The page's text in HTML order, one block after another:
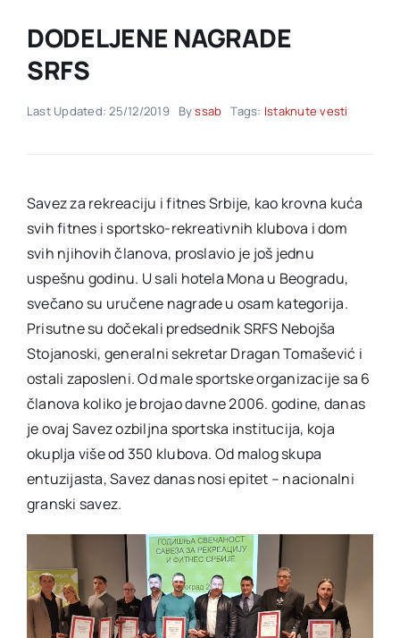
Akti SSAB
Kontakt
DODELJENE NAGRADE
SRFS
Last Updated: 25/12/2019 Byssab Tags: Istaknute vesti
Savez za rekreaciju i fitnes Srbije, kao krovna kuća
svih fitnes i sportsko-rekreativnih klubova i dom
svih njihovih članova, proslavio je još jednu
uspešnu godinu. U sali hotela Mona u Beogradu,
svečano su uručene nagrade u osam kategorija.
Prisutne su dočekali predsednik SRFS Nebojša
Stojanoski, generalni sekretar Dragan Tomašević i
ostali zaposleni. Od male sportske organizacije sa 6
članova koliko je brojao davne 2006. godine, danas
je ovaj Savez ozbiljna sportska institucija, koja
okuplja više od 350 klubova. Od malog skupa
entuzijasta, Savez danas nosi epitet – nacionalni
granski savez.